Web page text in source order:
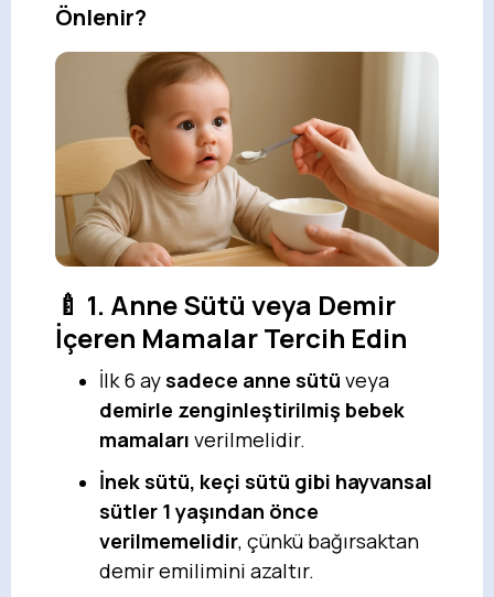
Önlenir?
🍼 1. Anne Sütü veya Demir
İçeren Mamalar Tercih Edin
İlk 6 aysadece anne sütü veya
demirle zenginleştirilmiş bebek
mamaları verilmelidir.
İnek sütü, keçi sütü gibi hayvansal
sütler 1 yaşından önce
verilmemelidir, çünkü bağırsaktan
demir emilimini azaltır.